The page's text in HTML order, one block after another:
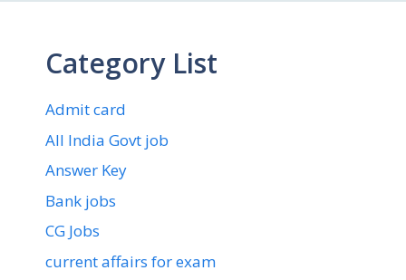
Category List
Admit card
All India Govt job
Answer Key
Bank jobs
CG Jobs
current affairs for exam